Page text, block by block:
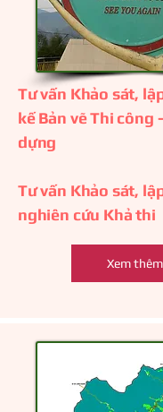
Tư vấn Khảo sát,
kế Bản vẽ Thi công
dựng
Tư vấn Khảo sát,
nghiên cứu Khả thi
Xem thêm